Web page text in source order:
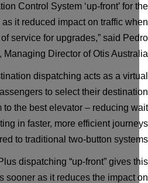
Control System ‘up-front’ for
as it reduced impact on traffic
of service for upgrades,” said
Managing Director of Otis
dispatching acts as a
to select their
to the best elevator – reducing
in faster, more efficient
to traditional two-button
dispatching “up-front” gives
sooner as it reduces the impact